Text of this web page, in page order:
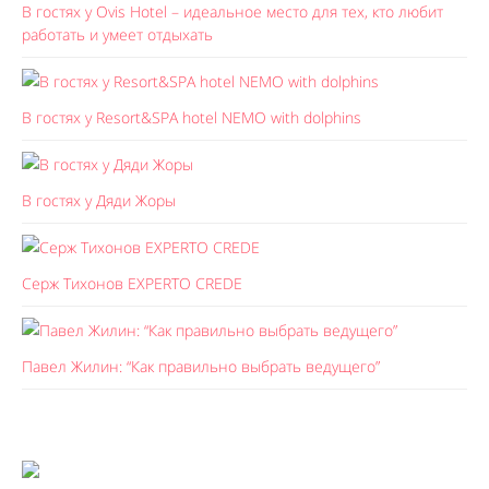
В гостях у Ovis Hotel – идеальное место для тех, кто любит
работать и умеет отдыхать
В гостях у Resort&SPA hotel NEMO with dolphins
В гостях у Дяди Жоры
Серж Тихонов EXPERTO CREDE
Павел Жилин: “Как правильно выбрать ведущего”